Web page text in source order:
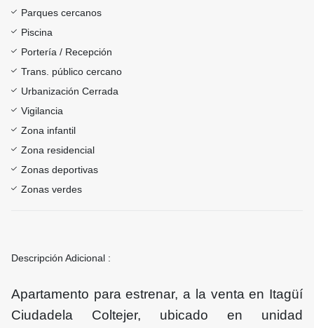
Parques cercanos
Piscina
Portería / Recepción
Trans. público cercano
Urbanización Cerrada
Vigilancia
Zona infantil
Zona residencial
Zonas deportivas
Zonas verdes
Descripción Adicional :
Apartamento para estrenar, a la venta en Itagüí
Ciudadela Coltejer, ubicado en unidad